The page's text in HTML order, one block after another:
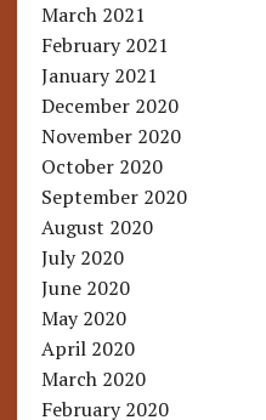
March 2021
February 2021
January 2021
December 2020
November 2020
October 2020
September 2020
August 2020
July 2020
June 2020
May 2020
April 2020
March 2020
February 2020